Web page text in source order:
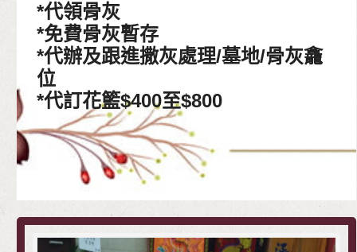
*代領骨灰
*免費骨灰暫存
*代辦及跟進撒灰處理/墓地/骨灰龕
位
*代訂花籃$400至$800